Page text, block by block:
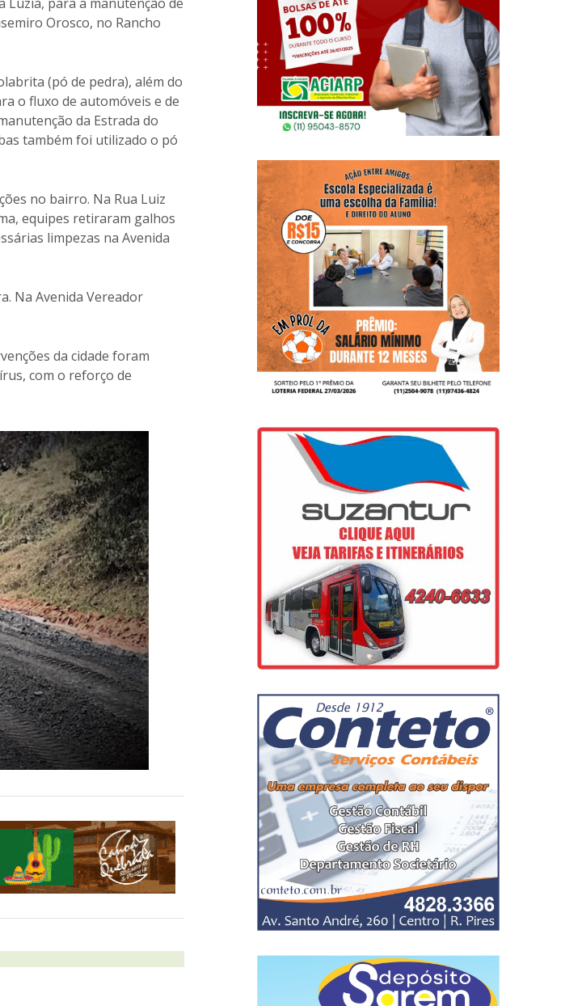
Orosco, no Rancho
(pó de pedra), além do
o fluxo de automóveis e de
da Estrada do
também foi utilizado o pó
no bairro. Na Rua Luiz
equipes retiraram galhos
limpezas na Avenida
Na Avenida Vereador
da cidade foram
com o reforço de